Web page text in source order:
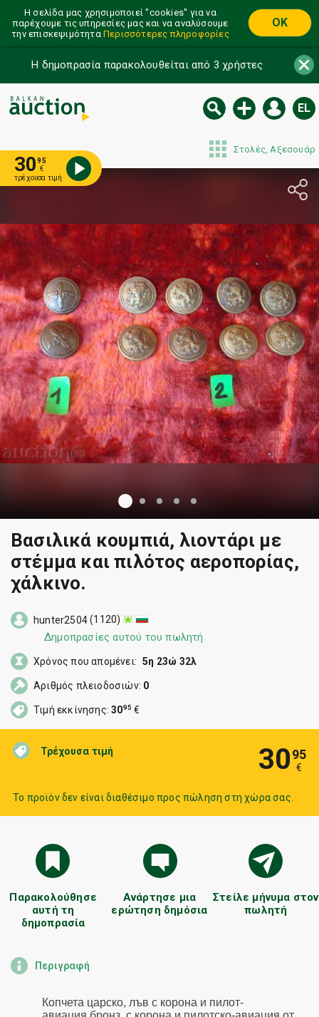
Η σελίδα μας χρησιμοποιεί ''cookies'' για να
παρέχουμε τις υπηρεσίες μας και να αναλύσουμε
την επισκεψιμότητα Περισσότερες πληροφορίες
OK
Η δημοπρασία παρακολουθείται από 3 χρήστες
EL
Στολές, Αξεσουάρ
3095
€
τρέχουσα τιμή
Βασιλικά κουμπιά, λιοντάρι με
στέμμα και πιλότος αεροπορίας,
χάλκινο.
Τρέχουσα τιμή 3095
€
Το προϊόν δεν είναι διαθέσιμο προς πώληση στη χώρα σας.
Παρακολούθησε
αυτή τη
δημοπρασία
Ανάρτησε μια
ερώτηση δημόσια
Στείλε μήνυμα στον
πωλητή
hunter2504 (1120)
Δημοπρασίες αυτού του πωλητή
Χρόνος που απομένει: 5η 23ώ 32λ
Αριθμός πλειοδοσιών: 0
Τιμή εκκίνησης:3095 €
Περιγραφή